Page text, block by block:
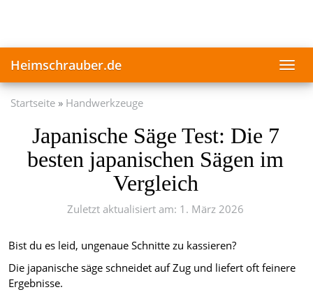
Heimschrauber.de
Startseite Handwerkzeuge
Japanische Säge Test: Die 7
besten japanischen Sägen im
Vergleich
Zuletzt aktualisiert am: 1. März 2026
Bist du es leid, ungenaue Schnitte zu kassieren?
Die japanische säge schneidet auf Zug und liefert oft feinere
Ergebnisse.